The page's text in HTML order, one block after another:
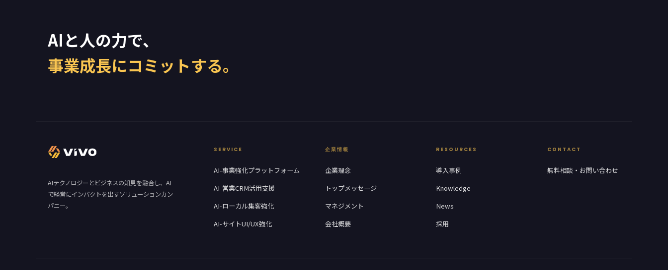
AIと人の力で、
事業成長にコミットする。
AIテクノロジーとビジネスの知見を融合し、AI
で経営にインパクトを出すソリューションカン
パニー。
SERVICE
AI-事業強化プラットフォーム
AI-営業CRM活用支援
AI-ローカル集客強化
AI-サイトUI/UX強化
企業情報
企業理念
トップメッセージ
マネジメント
会社概要
RESOURCES
導入事例
Knowledge
News
採用
CONTACT
無料相談・お問い合わせ